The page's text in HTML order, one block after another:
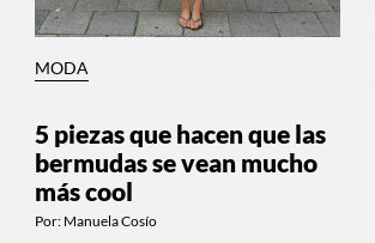
MODA
5 piezas que hacen que las
bermudas se vean mucho
más cool
Por: Manuela Cosío